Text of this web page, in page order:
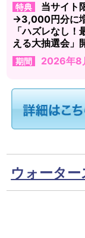
特典
当サイト
→3,000円分に増
「ハズレなし
える大抽選会」
期間 2026年8
ウォータ